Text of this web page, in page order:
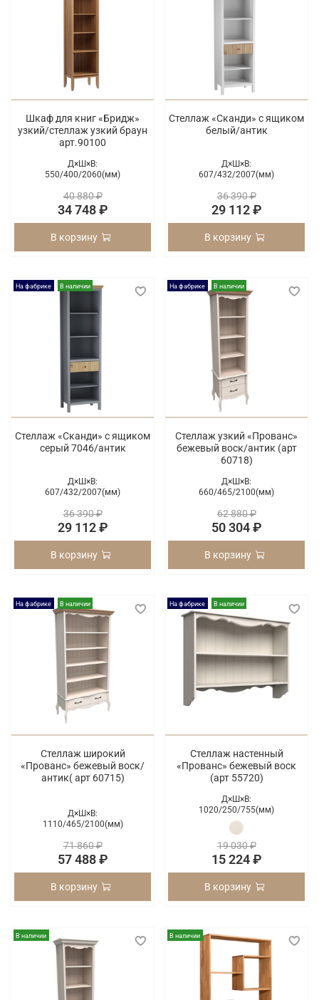
Шкаф для книг «Бридж»
узкий/стеллаж узкий браун
арт.90100
Д×Ш×В:
550/400/2060(мм)
40 880 ₽
34 748 ₽
В корзину
Стеллаж «Сканди» с ящиком
белый/антик
Д×Ш×В:
607/432/2007(мм)
36 390 ₽
29 112 ₽
В корзину
На фабрике В наличии
Стеллаж «Сканди» с ящиком
серый 7046/антик
Д×Ш×В:
607/432/2007(мм)
36 390 ₽
29 112 ₽
В корзину
На фабрике В наличии
Стеллаж узкий «Прованс»
бежевый воск/антик (арт
60718)
Д×Ш×В:
660/465/2100(мм)
62 880 ₽
50 304 ₽
В корзину
На фабрике В наличии
Стеллаж широкий
«Прованс» бежевый воск/
антик( арт 60715)
Д×Ш×В:
1110/465/2100(мм)
71 860 ₽
57 488 ₽
В корзину
На фабрике В наличии
Стеллаж настенный
«Прованс» бежевый воск
(арт 55720)
Д×Ш×В:
1020/250/755(мм)
19 030 ₽
15 224 ₽
В корзину
В наличии В наличии